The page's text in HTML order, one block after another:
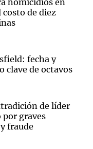
homicidios en
de diez
fecha y
clave de octavos
de líder
graves
fraude